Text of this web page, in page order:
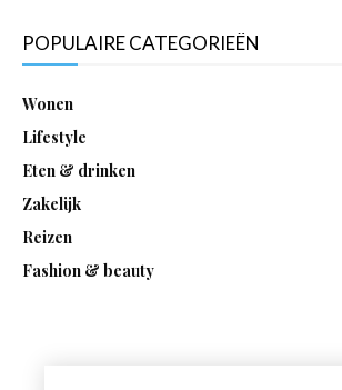
POPULAIRE CATEGORIEËN
Wonen
Lifestyle
Eten & drinken
Zakelijk
Reizen
Fashion & beauty